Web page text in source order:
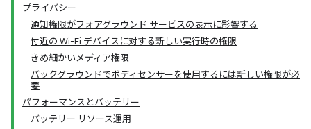
プライバシー
通知権限がフォアグラウンド サービスの表示に影響する
付近の Wi-Fi デバイスに対する新しい実行時の権限
きめ細かいメディア権限
バックグラウンドでボディセンサーを使用するには新しい権限が必
要
パフォーマンスとバッテリー
バッテリー リソース運用